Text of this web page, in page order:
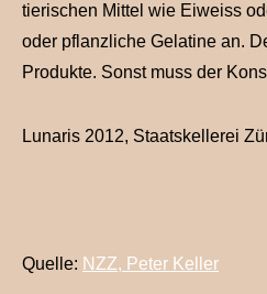
tierischen Mittel wie Eiweiss
oder pflanzliche Gelatine an.
Produkte. Sonst muss der
Lunaris 2012, Staatskellerei
Quelle: NZZ, Peter Keller